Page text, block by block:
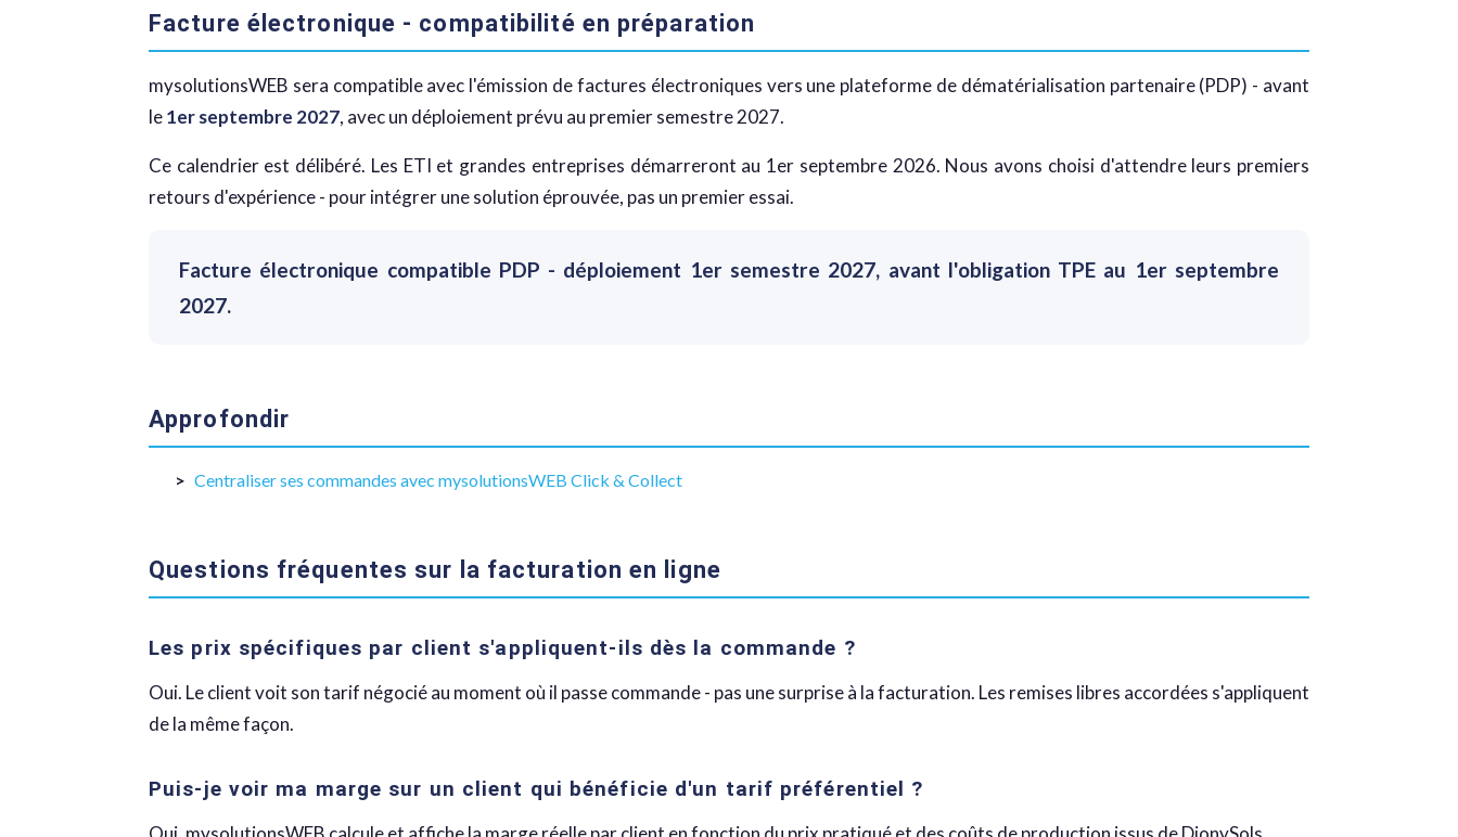
Facture électronique - compatibilité en préparation
mysolutionsWEB sera compatible avec l'émission de factures électroniques vers une plateforme de dématérialisation partenaire (PDP) - avant
le1er septembre 2027, avec un déploiement prévu au premier semestre 2027.
Ce calendrier est délibéré. Les ETI et grandes entreprises démarreront au 1er septembre 2026. Nous avons choisi d'attendre leurs premiers
retours d'expérience - pour intégrer une solution éprouvée, pas un premier essai.
Facture électronique compatible PDP - déploiement 1er semestre 2027, avant l'obligation TPE au 1er septembre
2027.
Approfondir
Centraliser ses commandes avec mysolutionsWEB Click & Collect
Questions fréquentes sur la facturation en ligne
Les prix spécifiques par client s'appliquent-ils dès la commande ?
Oui. Le client voit son tarif négocié au moment où il passe commande - pas une surprise à la facturation. Les remises libres accordées s'appliquent
de la même façon.
Puis-je voir ma marge sur un client qui bénéficie d'un tarif préférentiel ?